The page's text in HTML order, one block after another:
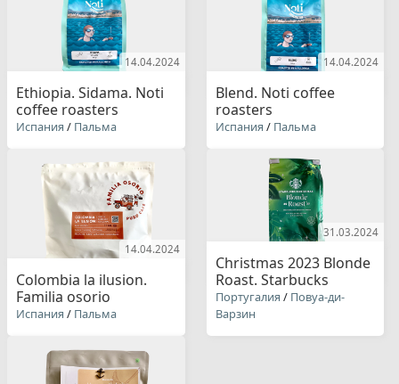
14.04.2024
Ethiopia. Sidama. Noti
coffee roasters
Испания / Пальма
14.04.2024
Blend. Noti coffee
roasters
Испания / Пальма
14.04.2024
Colombia la ilusion.
Familia osorio
Испания / Пальма
31.03.2024
Christmas 2023 Blonde
Roast. Starbucks
Португалия / Повуа-ди-
Варзин